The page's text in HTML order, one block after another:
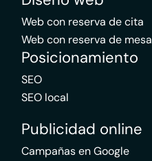
Web con reserva de cita
Web con reserva de mesa
Posicionamiento
SEO
SEO local
Publicidad online
Campañas en Google